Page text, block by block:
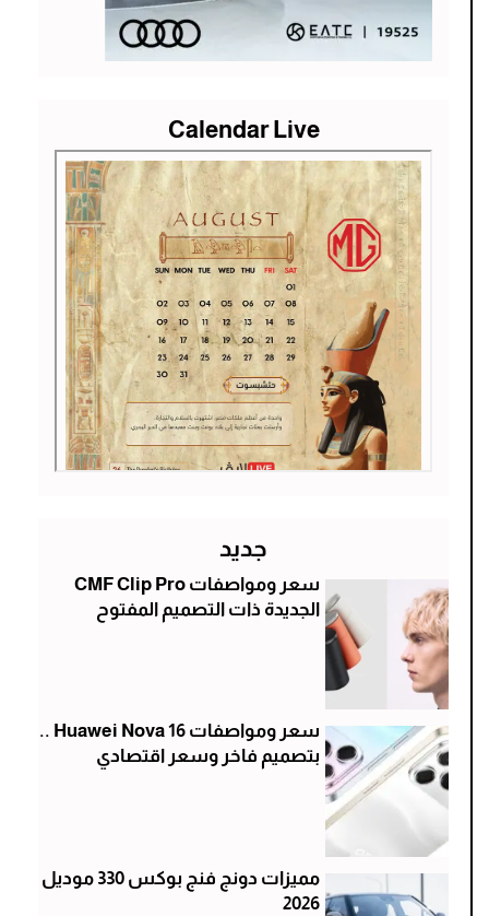
Calendar Live
جديد
سعر ومواصفات CMF Clip Pro
الجديدة ذات التصميم المفتوح
سعر ومواصفات Huawei Nova 16 ..
بتصميم فاخر وسعر اقتصادي
مميزات دونج فنج بوكس 330 موديل
2026